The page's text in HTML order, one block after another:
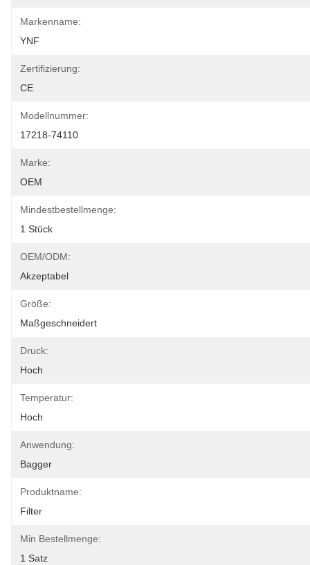
Markenname:
YNF
Zertifizierung:
CE
Modellnummer:
17218-74110
Marke:
OEM
Mindestbestellmenge:
1 Stück
OEM/ODM:
Akzeptabel
Größe:
Maßgeschneidert
Druck:
Hoch
Temperatur:
Hoch
Anwendung:
Bagger
Produktname:
Filter
Min Bestellmenge:
1 Satz